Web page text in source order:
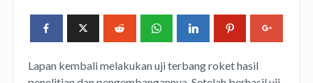
Lapan kembali melakukan uji terbang roket hasil